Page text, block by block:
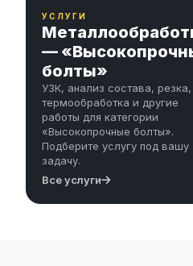
УСЛУГИ
—
болты»
УЗК, анализ состава, резка,
термообработка и другие
работы для категории
«Высокопрочные болты».
Подберите услугу под вашу
задачу.
Все услуги